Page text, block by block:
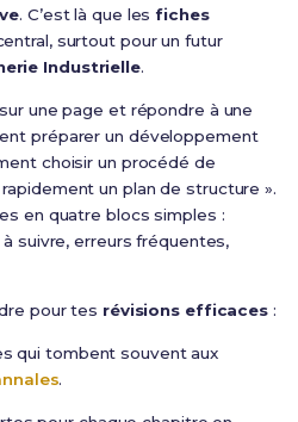
. C’est là que lesfiches
surtout pour un futur
Industrielle.
une page et répondre à une
préparer un développement
choisir un procédé de
un plan de structure ».
en quatre blocs simples :
suivre, erreurs fréquentes,
pour tes révisions efficaces :
qui tombent souvent aux
.